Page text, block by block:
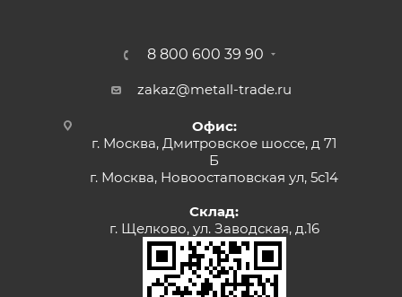
8 800 600 39 90
zakaz@metall-trade.ru
Офис:
г. Москва, Дмитровское шоссе, д 71
Б
г. Москва, Новоостаповская ул, 5с14
Склад:
г. Щелково, ул. Заводская, д.16